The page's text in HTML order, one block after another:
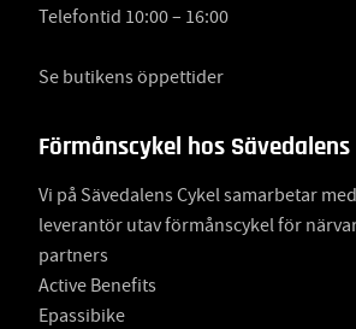
Telefontid 10:00 – 16:00
Se butikens öppettider
Förmånscykel hos Sävedalens
Vi på Sävedalens Cykel samarbetar
leverantör utav förmånscykel för
partners
Active Benefits
Epassibike